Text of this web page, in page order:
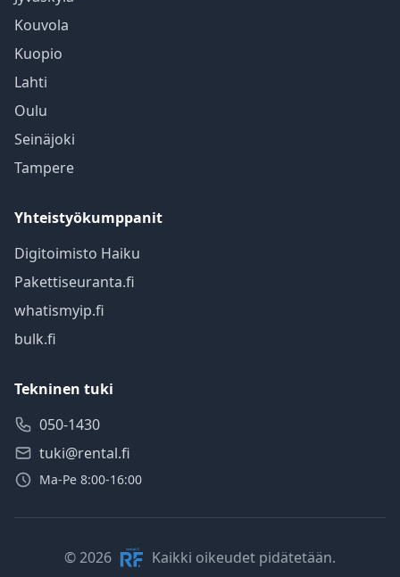
Kouvola
Kuopio
Lahti
Oulu
Seinäjoki
Tampere
Yhteistyökumppanit
Digitoimisto Haiku
Pakettiseuranta.fi
whatismyip.fi
bulk.fi
Tekninen tuki
050-1430
tuki@rental.fi
Ma-Pe 8:00-16:00
© 2026 Kaikki oikeudet pidätetään.